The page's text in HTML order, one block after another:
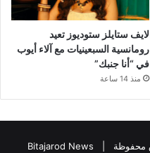
لايف ستايلز ستوديوز تعيد
رومانسية السبعينيات مع آلاء أيوب
في “أنا جنبك”
منذ 14 ساعة
Bitajarod News